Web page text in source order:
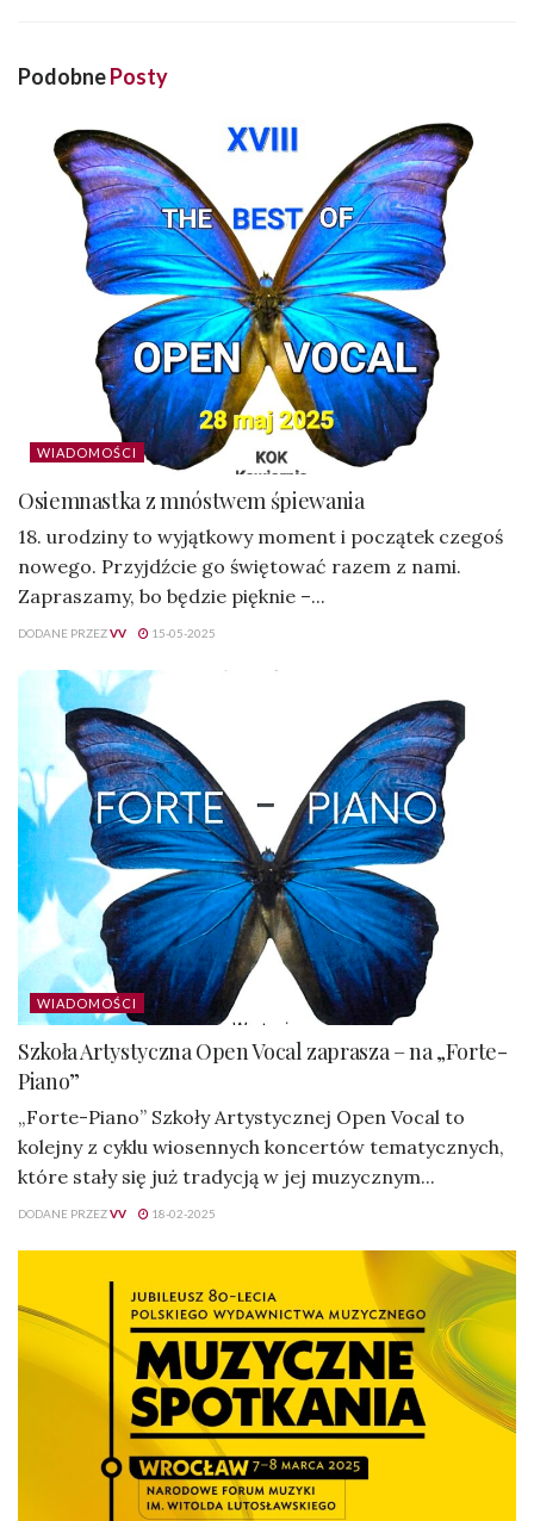
PodobnePosty
WIADOMOŚCI
Osiemnastka z mnóstwem śpiewania
18. urodziny to wyjątkowy moment i początek czegoś
nowego. Przyjdźcie go świętować razem z nami.
Zapraszamy, bo będzie pięknie –...
DODANE PRZEZVV 15-05-2025
WIADOMOŚCI
Szkoła Artystyczna Open Vocal zaprasza – na „Forte-
Piano”
„Forte-Piano” Szkoły Artystycznej Open Vocal to
kolejny z cyklu wiosennych koncertów tematycznych,
które stały się już tradycją w jej muzycznym...
DODANE PRZEZVV 18-02-2025